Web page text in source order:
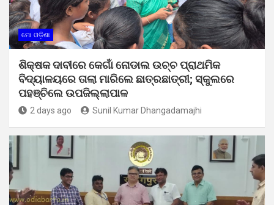
ମୋ ଓଡ଼ିଶା
ଶିକ୍ଷକ ଦାବୀରେ କେଗାଁ ନୋଡାଲ ଉଚ୍ଚ ପ୍ରାଥମିକ
ବିଦ୍ୟାଳୟରେ ତାଲା ମାରିଲେ ଛାତ୍ରଛାତ୍ରୀ; ସ୍କୁଲରେ
ପହଞ୍ଚିଲେ ଉପଜିଲ୍ଲାପାଳ
2 days ago Sunil Kumar Dhangadamajhi